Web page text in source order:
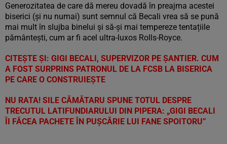
Generozitatea de care dă mereu dovadă în preajma acestei
biserici (și nu numai) sunt semnul că Becali vrea să se pună
mai mult în slujba binelui și să-și mai tempereze tentațiile
pământești, cum ar fi acel ultra-luxos Rolls-Royce.
CITEȘTE ȘI: GIGI BECALI, SUPERVIZOR PE ȘANTIER. CUM
A FOST SURPRINS PATRONUL DE LA FCSB LA BISERICA
PE CARE O CONSTRUIEȘTE
NU RATA! SILE CĂMĂTARU SPUNE TOTUL DESPRE
TRECUTUL LATIFUNDIARULUI DIN PIPERA: „GIGI BECALI
ÎI FĂCEA PACHETE ÎN PUȘCĂRIE LUI FANE SPOITORU”